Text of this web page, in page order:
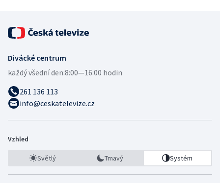
Divácké centrum
každý všední den:8:00—16:00 hodin
261 136 113
info@ceskatelevize.cz
Vzhled
Světlý Tmavý Systém